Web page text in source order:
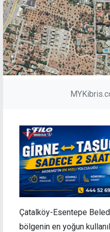
Çatalköy-Esentepe
bölgenin en yoğun